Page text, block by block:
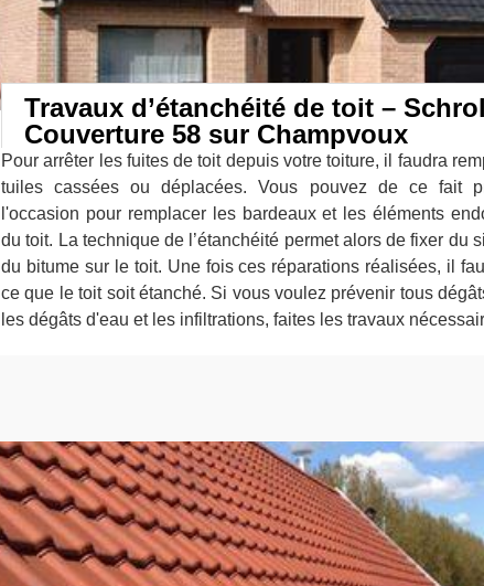
Travaux d’étanchéité de toit –
Couverture 58 sur Champvoux
Pour arrêter les fuites de toit depuis votre toiture, il faudra
tuiles cassées ou déplacées. Vous pouvez de ce fait
l'occasion pour remplacer les bardeaux et les éléments
du toit. La technique de l’étanchéité permet alors de fixer du
du bitume sur le toit. Une fois ces réparations réalisées, il
ce que le toit soit étanché. Si vous voulez prévenir tous
les dégâts d'eau et les infiltrations, faites les travaux